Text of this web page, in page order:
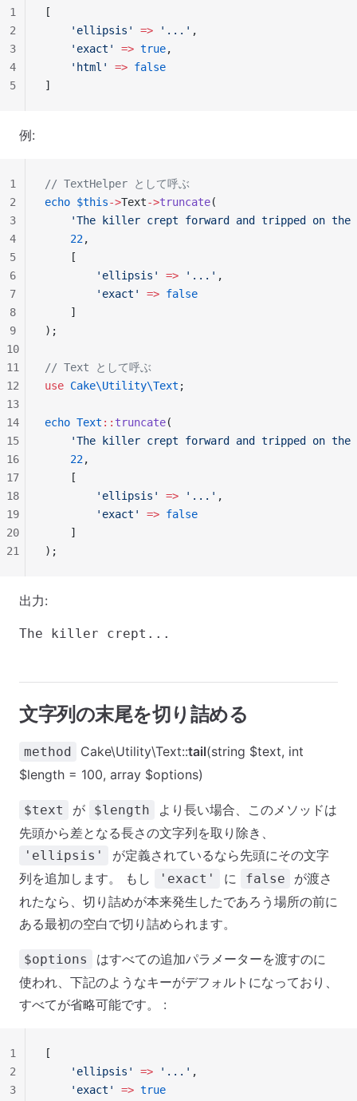
[
    'ellipsis'
=> '...' ,
    'exact'
=> true,
    'html'
=> false
]
1
2
3
4
5
例:
// TextHelper として呼ぶ
echo $this->Text->truncate(
'The killer crept forward and tripped on the
    22
,
    [
        'ellipsis'
=> '...' ,
        'exact'
=> false
    ]
);
// Text として呼ぶ
use Cake\Utility\Text ;
echo Text :: truncate(
'The killer crept forward and tripped on the
    22
,
    [
        'ellipsis'
=> '...' ,
        'exact'
=> false
    ]
);
1
2
3
4
5
6
7
8
9
10
11
12
13
14
15
16
17
18
19
20
21
出力:
文字列の末尾を切り詰める
method Cake\Utility\Text::tail(string $text, int
$length = 100, array $options)
$text が $length
より長い場合、このメソッドは
先頭から差となる長さの文字列を取り除き、
'ellipsis'
が定義されているなら先頭にその文字
列を追加します。 もし
'exact' に false
が渡さ
れたなら、切り詰めが本来発生したであろう場所の前に
ある最初の空白で切り詰められます。
$options
はすべての追加パラメーターを渡すのに
使われ、下記のようなキーがデフォルトになっており、
すべてが省略可能です。 :
[
    'ellipsis'
=> '...' ,
    'exact'
=> true
1
2
3